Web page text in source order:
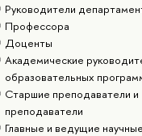
Руководители
Профессора
Доценты
Академические
образовательных
Старшие преподаватели и
преподаватели
Главные и ведущие научные